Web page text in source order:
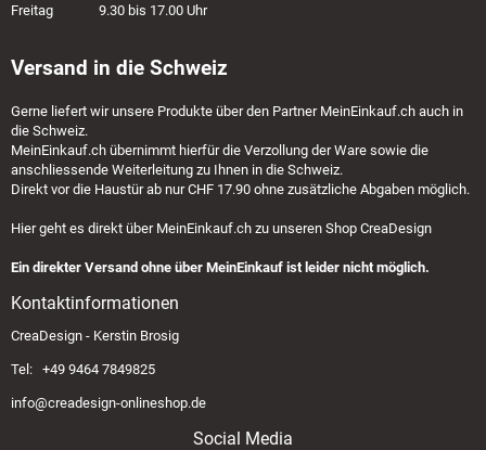
Freitag 9.30 bis 17.00 Uhr
Versand in die Schweiz
Gerne liefert wir unsere Produkte über den Partner MeinEinkauf.ch auch in
die Schweiz.
MeinEinkauf.ch übernimmt hierfür die Verzollung der Ware sowie die
anschliessende Weiterleitung zu Ihnen in die Schweiz.
Direkt vor die Haustür ab nur CHF 17.90 ohne zusätzliche Abgaben möglich.
Hier geht es direkt über MeinEinkauf.ch zu unseren Shop CreaDesign
Ein direkter Versand ohne über MeinEinkauf ist leider nicht möglich.
Kontaktinformationen
CreaDesign - Kerstin Brosig
Tel: +49 9464 7849825
info@creadesign-onlineshop.de
Social Media